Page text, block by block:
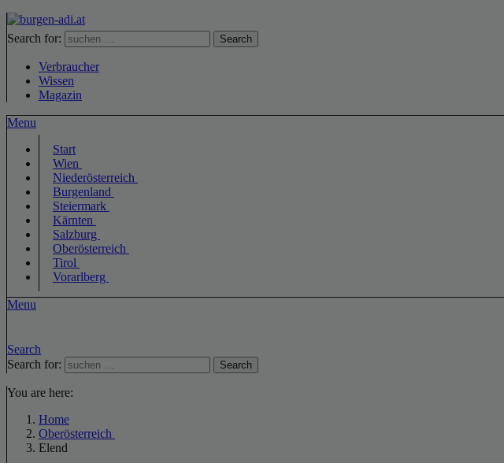
Search for: Search
Verbraucher
Wissen
Magazin
Menu
Start
Wien
Niederösterreich
Burgenland
Steiermark
Kärnten
Salzburg
Oberösterreich
Tirol
Vorarlberg
Menu
Search
Search for:
Search
You are here:
Home
Oberösterreich
Elend